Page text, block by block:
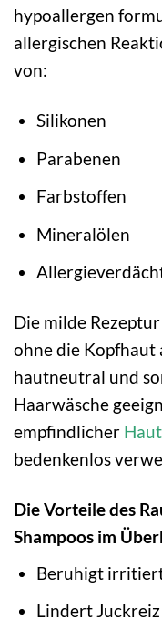
hypoallergen
allergischen
von:
Silikonen
Parabenen
Farbstoffen
Mineralölen
Die milde
ohne die Kopfhaut
hautneutral und
Haarwäsche
empfindlicher Haut
bedenkenlos
Die Vorteile des
Shampoos im
Beruhigt
Lindert